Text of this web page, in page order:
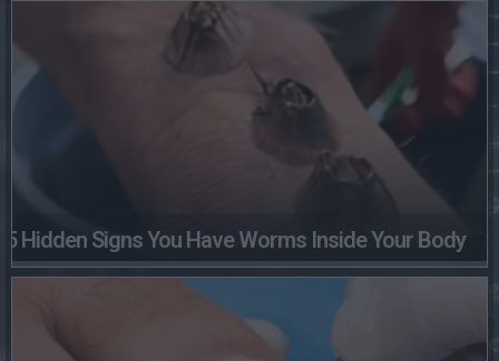
5 Hidden Signs You Have Worms Inside Your Body